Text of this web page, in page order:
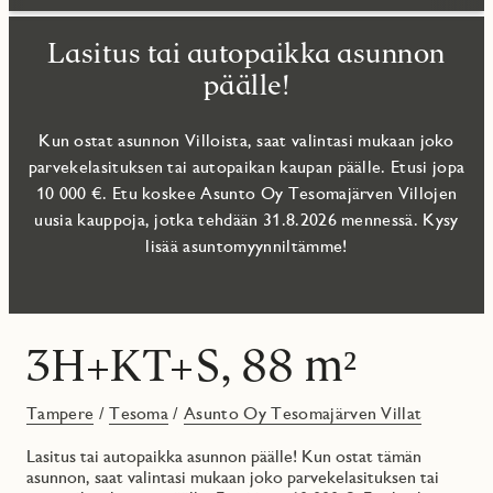
Lasitus tai autopaikka asunnon
päälle!
Kun ostat asunnon Villoista, saat valintasi mukaan joko
parvekelasituksen tai autopaikan kaupan päälle. Etusi jopa
10 000 €. Etu koskee Asunto Oy Tesomajärven Villojen
uusia kauppoja, jotka tehdään 31.8.2026 mennessä. Kysy
lisää asuntomyynniltämme!
3H+KT+S, 88 m²
Tampere /Tesoma /Asunto Oy Tesomajärven Villat
Lasitus tai autopaikka asunnon päälle! Kun ostat tämän
asunnon, saat valintasi mukaan joko parvekelasituksen tai